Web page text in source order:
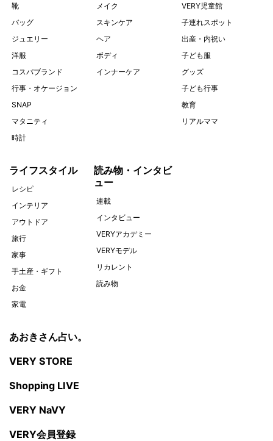
靴
バッグ
ジュエリー
洋服
コスパブランド
行事・オケージョン
SNAP
マタニティ
時計
メイク
スキンケア
ヘア
ボディ
インナーケア
VERY児童館
子連れスポット
出産・内祝い
子ども服
グッズ
子ども行事
教育
リアルママ
ライフスタイル
レシピ
インテリア
アウトドア
旅行
家事
手土産・ギフト
お金
家電
読み物・インタビ
ュー
連載
インタビュー
VERYアカデミー
VERYモデル
リカレント
読み物
あおきさん占い。
VERY STORE
Shopping LIVE
VERY NaVY
VERY会員登録